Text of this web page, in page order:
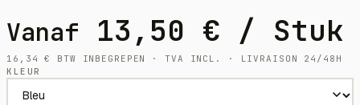
Vanaf 13,50 € / Stuk
16,34€
BTW INBEGREPEN · TVA INCL. · LIVRAISON 24/48H
KLEUR